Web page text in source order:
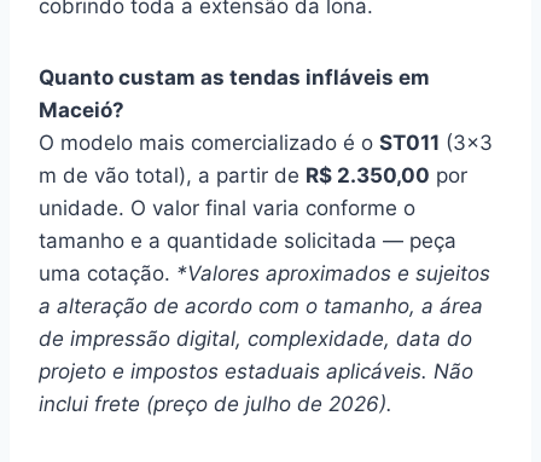
cobrindo toda a extensão da lona.
Quanto custam as tendas infláveis em
Maceió?
O modelo mais comercializado é o ST011 (3×3
m de vão total), a partir de R$ 2.350,00 por
unidade. O valor final varia conforme o
tamanho e a quantidade solicitada — peça
uma cotação. *Valores aproximados e sujeitos
a alteração de acordo com o tamanho, a área
de impressão digital, complexidade, data do
projeto e impostos estaduais aplicáveis. Não
inclui frete (preço de julho de 2026).